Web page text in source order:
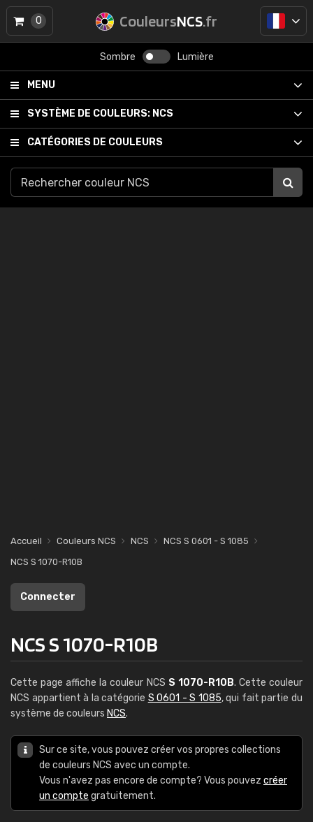
CouleursNCS.fr
Sombre Lumière
MENU
SYSTÈME DE COULEURS: NCS
CATÉGORIES DE COULEURS
0
Accueil Couleurs NCS NCS
NCS S 0601 - S 1085
NCS S 1070-R10B
Connecter
NCS S 1070-R10B
Cette page affiche la couleur NCS S 1070-R10B. Cette couleur
NCS appartient à la catégorie S 0601 - S 1085, qui fait partie du
système de couleurs NCS.
Sur ce site, vous pouvez créer vos propres collections
de couleurs NCS avec un compte.
Vous n'avez pas encore de compte? Vous pouvez créer
un compte gratuitement.